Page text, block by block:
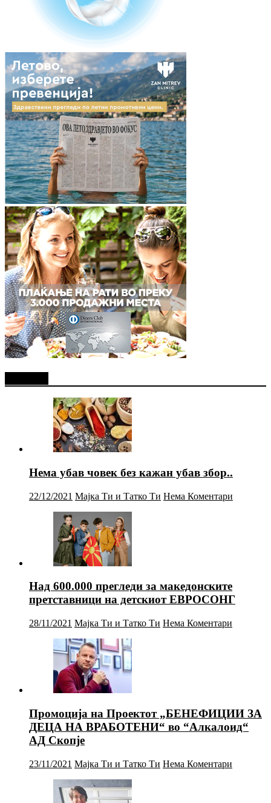
Нема убав човек без кажан убав збор..
22/12/2021 Мајка Ти и Татко Ти Нема Коментари
Над 600.000 прегледи за македонските
претставници на детскиот ЕВРОСОНГ
28/11/2021 Мајка Ти и Татко Ти Нема Коментари
Промоција на Проектот „БЕНЕФИЦИИ ЗА
ДЕЦА НА ВРАБОТЕНИ“ во “Алкалоид“
АД Скопје
23/11/2021 Мајка Ти и Татко Ти Нема Коментари